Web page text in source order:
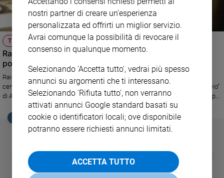
Sanremo
Cinema,
Tv
e
streaming
Libri
Musica
Famiglia
Genitori
TV
Rai Storia ricorda in un documentario Padre Turoldo, il
poeta di Dio
Rai Cultura ricorda il frate poeta dei Servi di Maria, in occasione del
centenario della nascita, con il documentario “Padre Turoldo, il poeta di Dio”
di Antonia Pillosio, in onda martedì 22 novembre alle 22.10 su Rai Storia, per
il ciclo “Italiani”
EDICOLA SAN PAOLO
GBABY
€ 34,80
37%
FAMIGLIA CRISTIANA
€ 104,00 € 83,00
nostri partner di creare un'esperienza
personalizzata ed offrirti un miglior servizio.
Avrai comunque la possibilità di revocare il
consenso in qualunque momento.
Selezionando 'Accetta tutto', vedrai più spesso
annunci su argomenti che ti interessano.
Selezionando 'Rifiuta tutto', non verranno
attivati annunci Google standard basati su
cookie o identificatori locali; ove disponibile
potranno essere richiesti annunci limitati.
ACCETTA TUTTO